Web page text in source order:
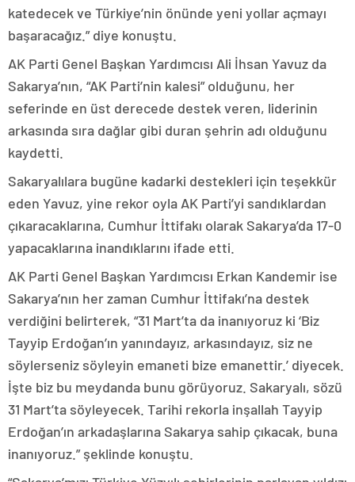
katedecek ve Türkiye’nin önünde yeni yollar açmayı
başaracağız.” diye konuştu.
AK Parti Genel Başkan Yardımcısı Ali İhsan Yavuz da
Sakarya’nın, “AK Parti’nin kalesi” olduğunu, her
seferinde en üst derecede destek veren, liderinin
arkasında sıra dağlar gibi duran şehrin adı olduğunu
kaydetti.
Sakaryalılara bugüne kadarki destekleri için teşekkür
eden Yavuz, yine rekor oyla AK Parti’yi sandıklardan
çıkaracaklarına, Cumhur İttifakı olarak Sakarya’da 17-0
yapacaklarına inandıklarını ifade etti.
AK Parti Genel Başkan Yardımcısı Erkan Kandemir ise
Sakarya’nın her zaman Cumhur İttifakı’na destek
verdiğini belirterek, “31 Mart’ta da inanıyoruz ki ‘Biz
Tayyip Erdoğan’ın yanındayız, arkasındayız, siz ne
söylerseniz söyleyin emaneti bize emanettir.’ diyecek.
İşte biz bu meydanda bunu görüyoruz. Sakaryalı, sözü
31 Mart’ta söyleyecek. Tarihi rekorla inşallah Tayyip
Erdoğan’ın arkadaşlarına Sakarya sahip çıkacak, buna
inanıyoruz.” şeklinde konuştu.